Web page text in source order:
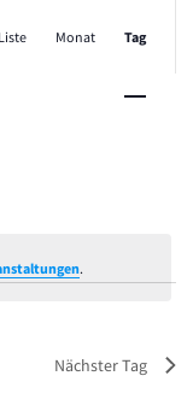
.
Navigation
Liste Monat Tag
Nächster Tag